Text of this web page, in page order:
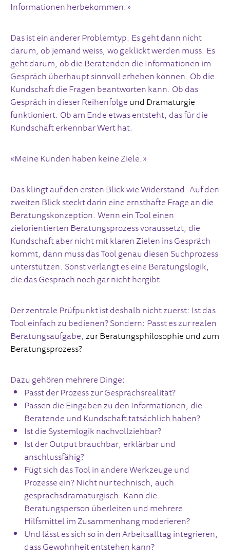
Informationen herbekommen.»
Das ist ein anderer Problemtyp. Es geht dann nicht
darum, ob jemand weiss, wo geklickt werden muss. Es
geht darum, ob die Beratenden die Informationen im
Gespräch überhaupt sinnvoll erheben können. Ob die
Kundschaft die Fragen beantworten kann. Ob das
Gespräch in dieser Reihenfolge und Dramaturgie
funktioniert. Ob am Ende etwas entsteht, das für die
Kundschaft erkennbar Wert hat.
«Meine Kunden haben keine Ziele.»
Das klingt auf den ersten Blick wie Widerstand. Auf den
zweiten Blick steckt darin eine ernsthafte Frage an die
Beratungskonzeption. Wenn ein Tool einen
zielorientierten Beratungsprozess voraussetzt, die
Kundschaft aber nicht mit klaren Zielen ins Gespräch
kommt, dann muss das Tool genau diesen Suchprozess
unterstützen. Sonst verlangt es eine Beratungslogik,
die das Gespräch noch gar nicht hergibt.
Der zentrale Prüfpunkt ist deshalb nicht zuerst: Ist das
Tool einfach zu bedienen? Sondern: Passt es zur realen
Beratungsaufgabe, zur Beratungsphilosophie und zum
Beratungsprozess?
Dazu gehören mehrere Dinge:
Passt der Prozess zur Gesprächsrealität?
Passen die Eingaben zu den Informationen, die
Beratende und Kundschaft tatsächlich haben?
Ist die Systemlogik nachvollziehbar?
Ist der Output brauchbar, erklärbar und
anschlussfähig?
Fügt sich das Tool in andere Werkzeuge und
Prozesse ein? Nicht nur technisch, auch
gesprächsdramaturgisch. Kann die
Beratungsperson überleiten und mehrere
Hilfsmittel im Zusammenhang moderieren?
Und lässt es sich so in den Arbeitsalltag integrieren,
dass Gewohnheit entstehen kann?